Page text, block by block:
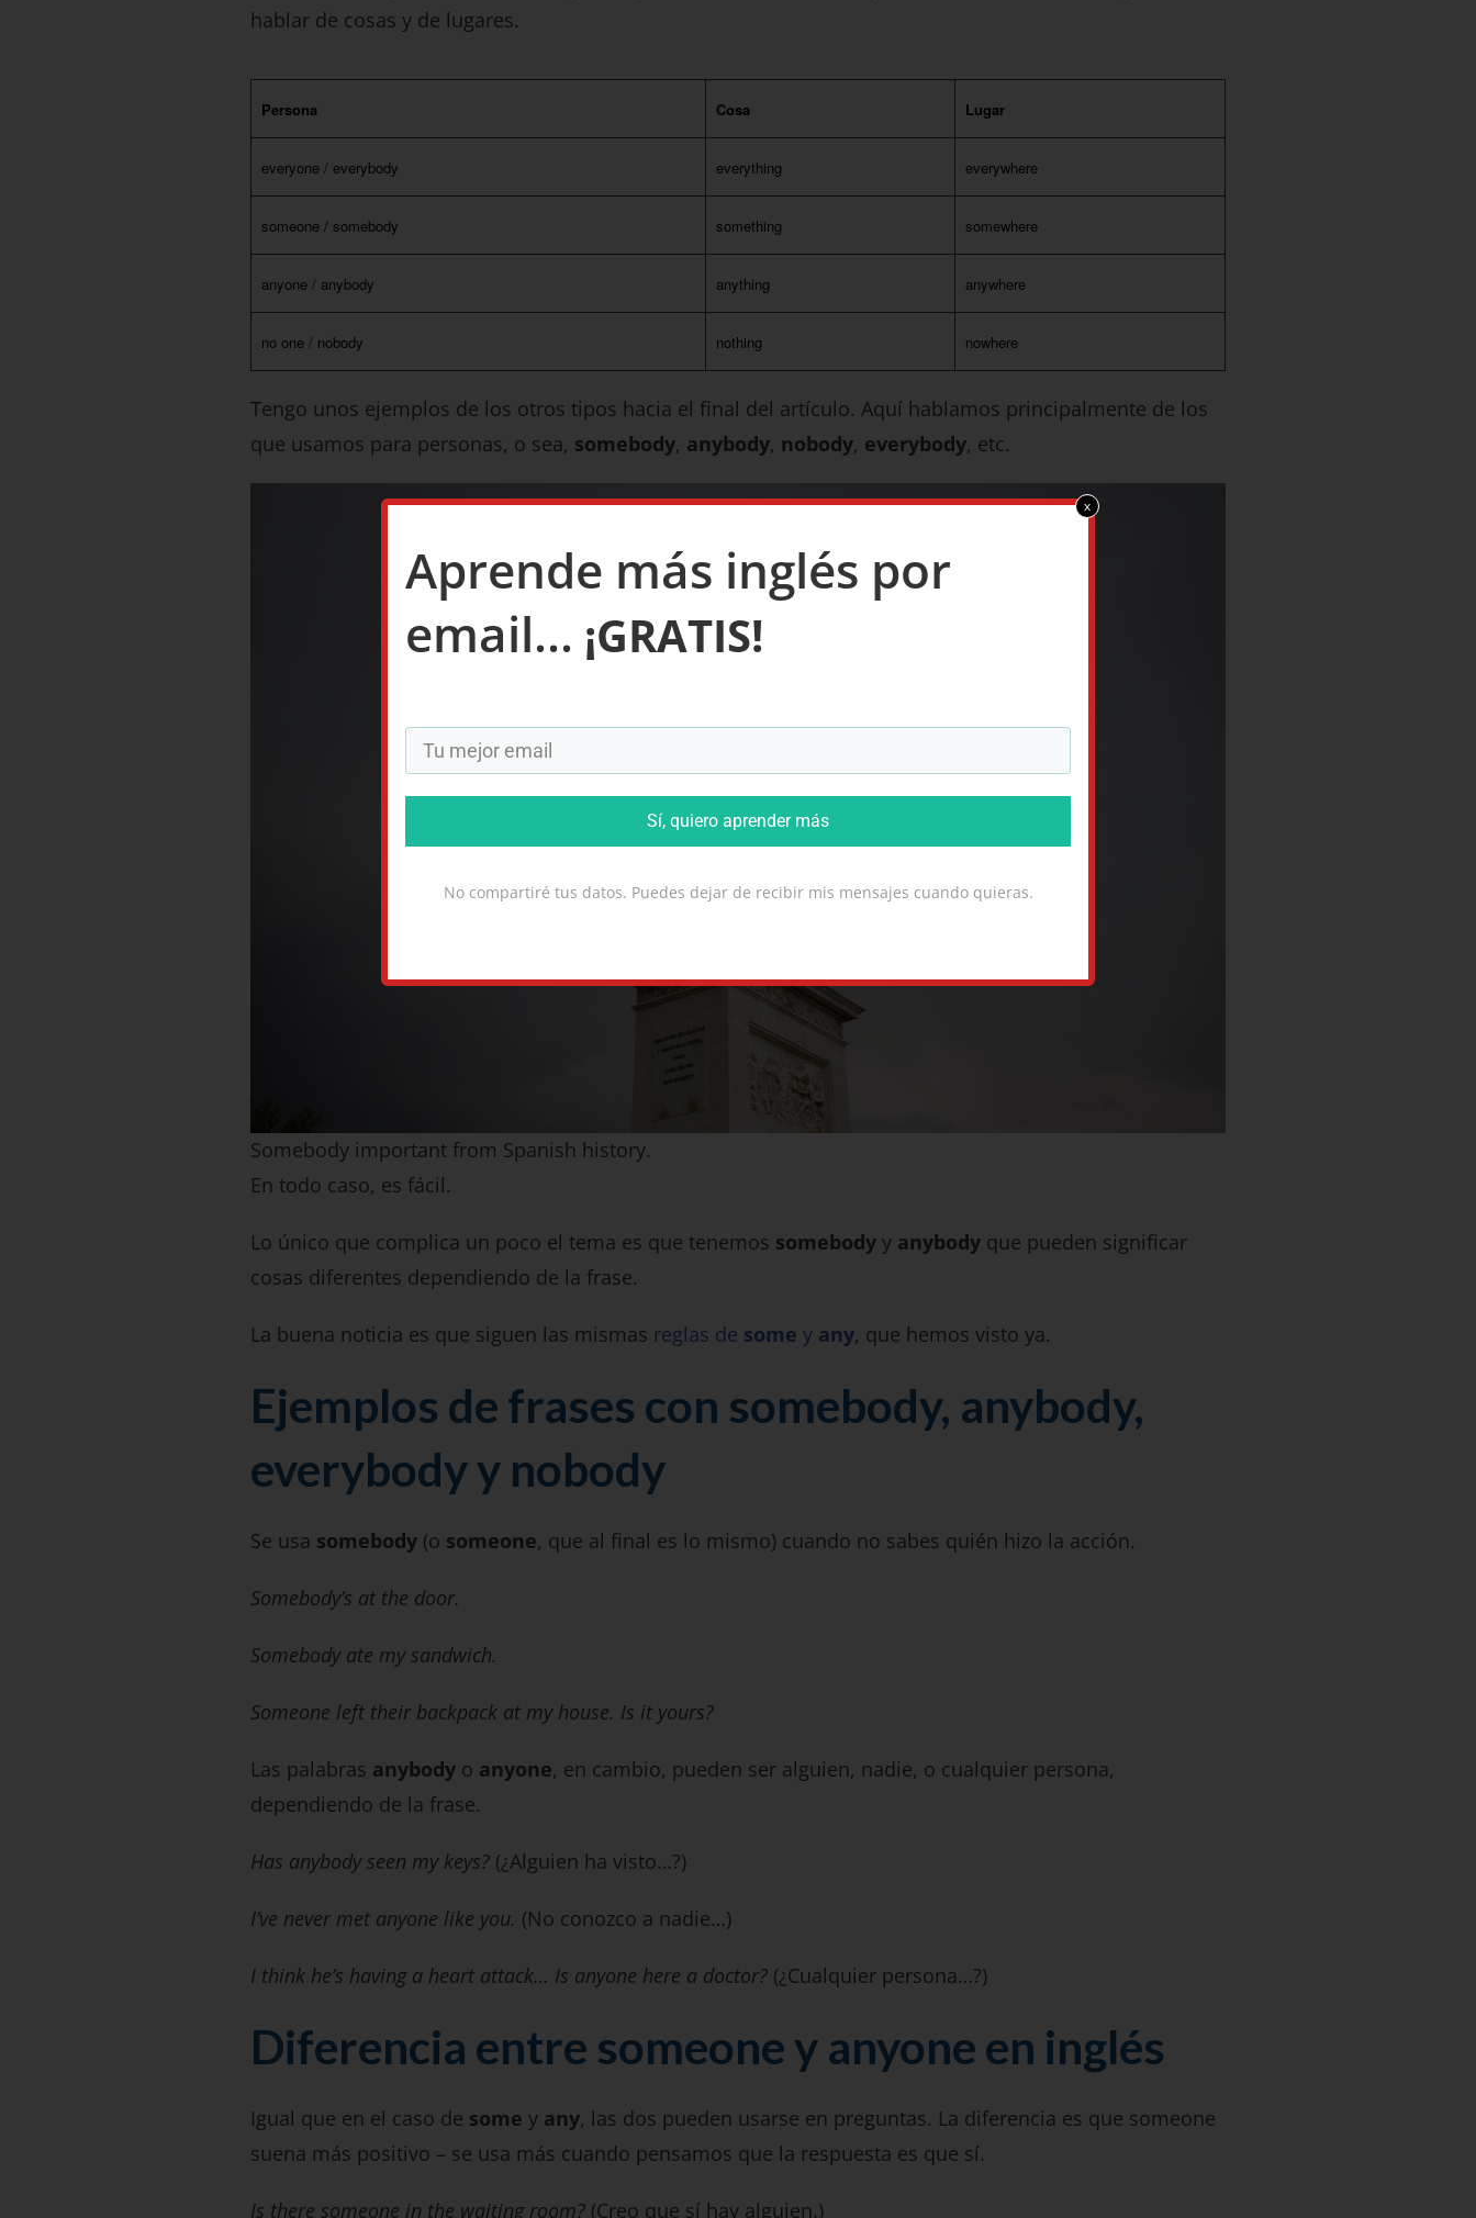
hablar de cosas y de lugares.
Persona Cosa Lugar
everyone / everybody everything everywhere
someone / somebody something somewhere
anyone / anybody anything anywhere
no one / nobody nothing nowhere
Tengo unos ejemplos de los otros tipos hacia el final del artículo. Aquí hablamos principalmente de los
que usamos para personas, o sea, somebody, anybody, nobody, everybody, etc.
Somebody important from Spanish history.
En todo caso, es fácil.
Lo único que complica un poco el tema es que tenemos somebody y anybody que pueden significar
cosas diferentes dependiendo de la frase.
La buena noticia es que siguen las mismas reglas de some y any, que hemos visto ya.
Ejemplos de frases con somebody, anybody,
everybody y nobody
Se usa somebody (o someone, que al final es lo mismo) cuando no sabes quién hizo la acción.
Somebody’s at the door.
Somebody ate my sandwich.
Someone left their backpack at my house. Is it yours?
Las palabras anybody o anyone, en cambio, pueden ser alguien, nadie, o cualquier persona,
dependiendo de la frase.
Has anybody seen my keys? (¿Alguien ha visto…?)
I’ve never met anyone like you. (No conozco a nadie…)
I think he’s having a heart attack… Is anyone here a doctor? (¿Cualquier persona…?)
Diferencia entre someone y anyone en inglés
Igual que en el caso de some y any, las dos pueden usarse en preguntas. La diferencia es que someone
suena más positivo – se usa más cuando pensamos que la respuesta es que sí.
Is there someone in the waiting room? (Creo que sí hay alguien.)
Aprende más inglés por
email... ¡GRATIS!
Sí, quiero aprender más
No compartiré tus datos. Puedes dejar de recibir mis mensajes cuando quieras.
x